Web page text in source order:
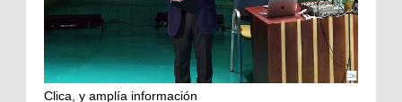
Clica, y amplía información